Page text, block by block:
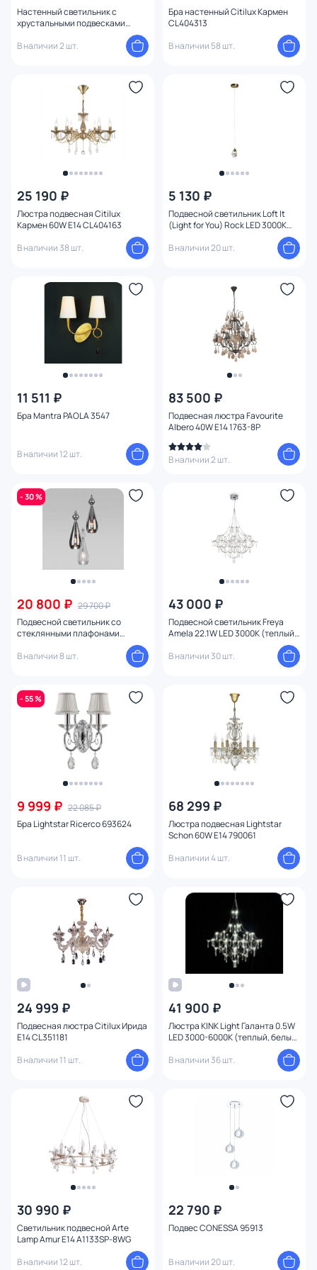
Настенный светильник с
хрустальными подвесками
Maytoni Grace RC247-WL-01-R
В наличии 2 шт.
Бра настенный Citilux Кармен
CL404313
В наличии 58 шт.
25 190 ₽
Люстра подвесная Citilux
Кармен 60W E14 CL404163
В наличии 38 шт.
5 130 ₽
Подвесной светильник Loft It
(Light for You) Rock LED 3000K
В наличии 20 шт.
11 511 ₽
Бра Mantra PAOLA 3547
В наличии 12 шт.
83 500 ₽
Подвесная люстра Favourite
Albero 40W E14 1763-8P
В наличии 2 шт.
- 30 %
20 800 ₽ 29 700 ₽
Подвесной светильник со
стеклянными плафонами
В наличии 8 шт.
43 000 ₽
Подвесной светильник Freya
Amela 22.1W LED 3000К (теплый)
В наличии 30 шт.
- 55 %
9 999 ₽ 22 085 ₽
Бра Lightstar Ricerco 693624
В наличии 11 шт.
68 299 ₽
Люстра подвесная Lightstar
Schon 60W E14 790061
В наличии 4 шт.
24 999 ₽
Подвесная люстра Citilux Ирида
E14 CL351181
В наличии 11 шт.
41 900 ₽
Люстра KINK Light Галанта 0.5W
LED 3000-6000К (теплый, белый,
В наличии 36 шт.
30 990 ₽
Светильник подвесной Arte
Lamp Amur E14 A1133SP-8WG
В наличии 12 шт.
22 790 ₽
Подвес CONESSA 95913
В наличии 20 шт.